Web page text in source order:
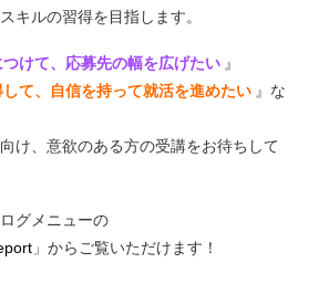
キルの習得を目指します。
けて、応募先の幅を広げたい 』
て、自信を持って就活を進めたい 』な
け、意欲のある方の受講をお待ちして
グメニューの
」からご覧いただけます！